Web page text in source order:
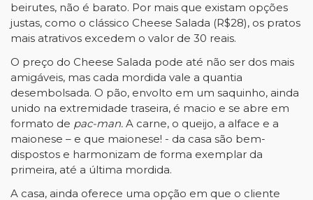
beirutes, não é barato. Por mais que existam opções
justas, como o clássico Cheese Salada (R$28), os pratos
mais atrativos excedem o valor de 30 reais.
O preço do Cheese Salada pode até não ser dos mais
amigáveis, mas cada mordida vale a quantia
desembolsada. O pão, envolto em um saquinho, ainda
unido na extremidade traseira, é macio e se abre em
formato de pac-man. A carne, o queijo, a alface e a
maionese – e que maionese! - da casa são bem-
dispostos e harmonizam de forma exemplar da
primeira, até a última mordida.
A casa, ainda oferece uma opção em que o cliente